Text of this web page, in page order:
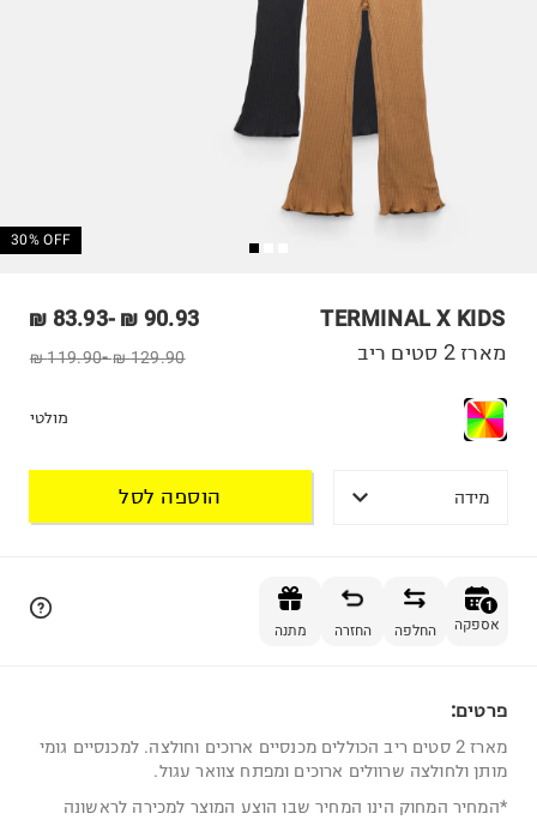
30% OFF
TERMINAL X KIDS
90.93 ₪
-
83.93 ₪
129.90 ₪
-
119.90 ₪ מארז 2 סטים ריב
מולטי
מידה הוספה לסל
1
אספקה החלפה החזרה מתנה
פרטים:
מארז 2 סטים ריב הכוללים מכנסיים ארוכים וחולצה. למכנסיים גומי
מותן ולחולצה שרוולים ארוכים ומפתח צוואר עגול.
*המחיר המחוק הינו המחיר שבו הוצע המוצר למכירה לראשונה